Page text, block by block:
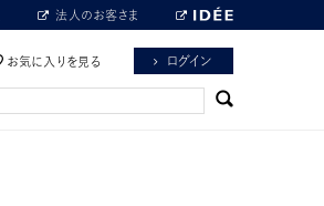
法人のお客さま
お気に入りを見る ログイン